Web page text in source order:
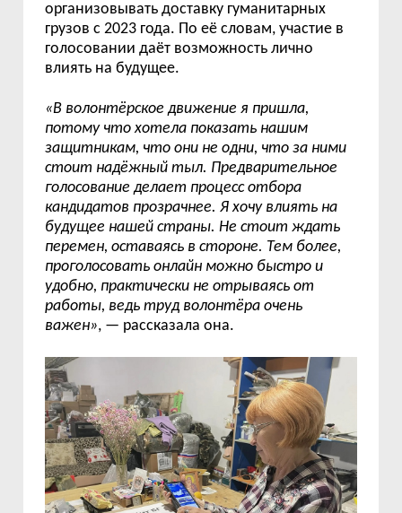
организовывать доставку гуманитарных
грузов с 2023 года. По её словам, участие в
голосовании даёт возможность лично
влиять на будущее.
«В волонтёрское движение я пришла,
потому что хотела показать нашим
защитникам, что они не одни, что за ними
стоит надёжный тыл. Предварительное
голосование делает процесс отбора
кандидатов прозрачнее. Я хочу влиять на
будущее нашей страны. Не стоит ждать
перемен, оставаясь в стороне. Тем более,
проголосовать онлайн можно быстро и
удобно, практически не отрываясь от
работы, ведь труд волонтёра очень
важен», — рассказала она.